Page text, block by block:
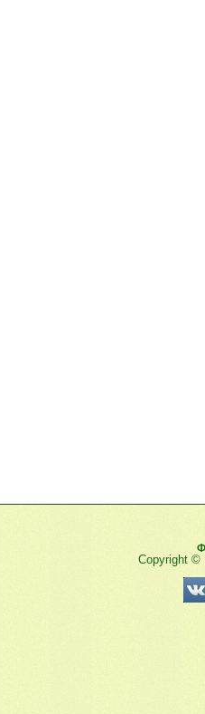
Copyright ©